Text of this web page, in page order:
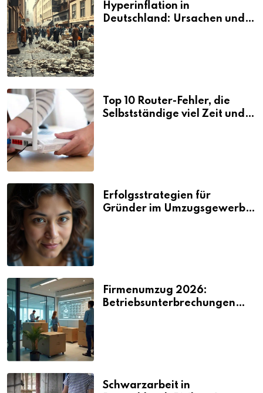
Hyperinflation in
Deutschland: Ursachen und
Top 10 Router-Fehler, die
Selbstständige viel Zeit und
Erfolgsstrategien für
Gründer im Umzugsgewerbe
Firmenumzug 2026:
Betriebsunterbrechungen
Schwarzarbeit in